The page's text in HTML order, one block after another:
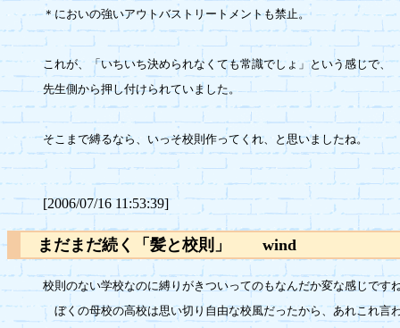
＊においの強いアウトバストリートメントも禁止。
これが、「いちいち決められなくても常識でしょ」という感じで、
先生側から押し付けられていました。
そこまで縛るなら、いっそ校則作ってくれ、と思いましたね。
[2006/07/16 11:53:39]
まだまだ続く「髪と校則」 wind
校則のない学校なのに縛りがきついってのもなんだか変な感じです
ぼくの母校の高校は思い切り自由な校風だったから、あれこれ言